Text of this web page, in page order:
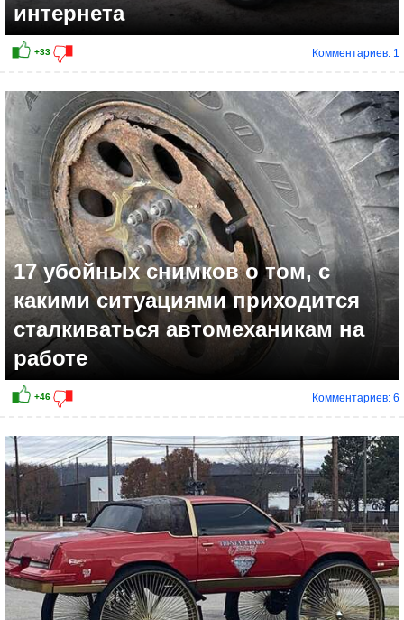
+17
интернета
Комментариев: 1
17 убойных снимков о том, с
какими ситуациями приходится
сталкиваться автомеханикам на
работе
Комментариев: 6